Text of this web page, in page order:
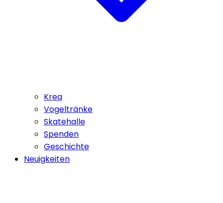
Krea
Vogeltränke
Skatehalle
Spenden
Geschichte
Neuigkeiten